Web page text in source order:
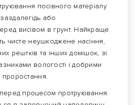
посівного матеріалу
або
висівом в грунт. Найкраще
чисте неушкоджене насіння,
рештків та інших домішок, зі
вологості і добрими
проростання.
перед процесом протруювання.